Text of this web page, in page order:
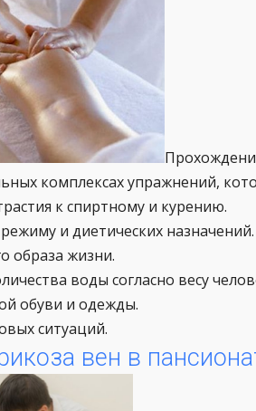
комплексах упражнений,
к спиртному и курению.
и диетических назначений.
образа жизни.
воды согласно весу
обуви и одежды.
ситуаций.
вен в